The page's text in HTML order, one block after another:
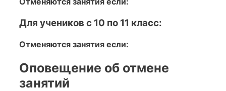
Для учеников с 10 по 11 класс:
Отменяются занятия если:
Оповещение об отмене
занятий